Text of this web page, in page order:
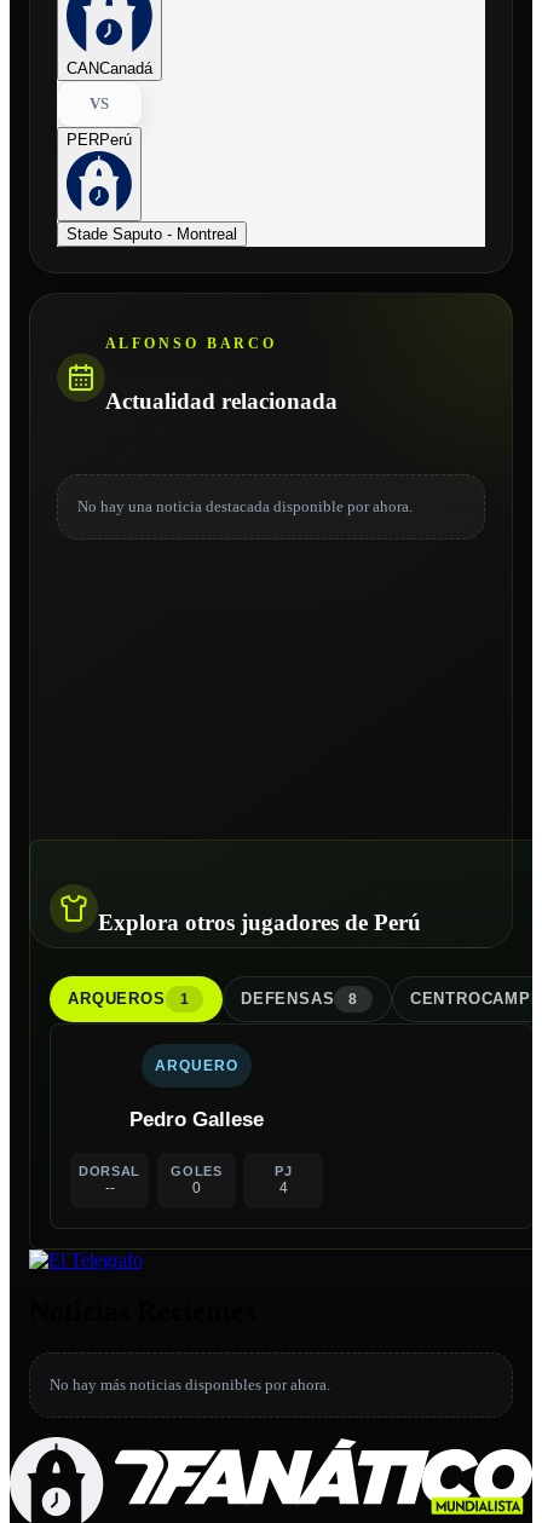
CANCanadá
VS
PERPerú
Stade Saputo - Montreal
ALFONSO BARCO
Actualidad relacionada
No hay una noticia destacada disponible por ahora.
Explora otros jugadores de Perú
ARQUEROS 1 DEFENSAS 8
ARQUERO
Pedro Gallese
DORSAL
--
GOLES
0
PJ
4
No hay más noticias disponibles por ahora.